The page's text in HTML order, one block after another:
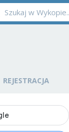
REJESTRACJA